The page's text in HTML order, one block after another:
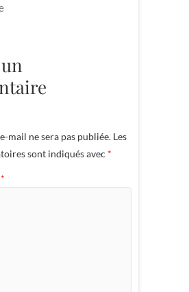
mail ne sera pas publiée. Les
sont indiqués avec *
*